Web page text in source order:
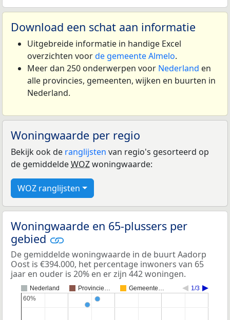
Download een schat aan informatie
Uitgebreide informatie in handige Excel
overzichten voorde gemeente Almelo.
Meer dan 250 onderwerpen voor Nederland en
alle provincies, gemeenten, wijken en buurten in
Nederland.
Woningwaarde per regio
Bekijk ook de ranglijsten van regio's gesorteerd op
de gemiddeldeWOZwoningwaarde:
WOZ ranglijsten
Woningwaarde en 65-plussers per
gebied
De gemiddelde woningwaarde in de buurt Aadorp
Oost is €394.000, het percentage inwoners van 65
jaar en ouder is 20% en er zijn 442 woningen.
Nederland Provincie… Gemeente… 1/3
60%
60%